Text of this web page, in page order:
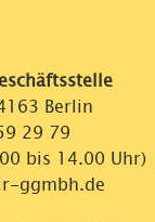
Berlin
29 79
bis 14.00 Uhr)
ggmbh.de